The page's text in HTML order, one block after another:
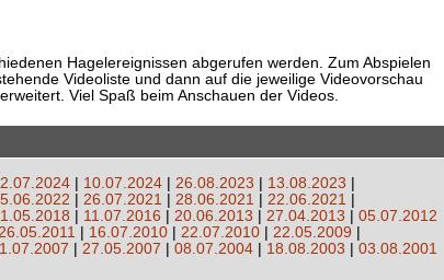
Hagelereignissen abgerufen werden. Zum Abspielen
Videoliste und dann auf die jeweilige Videovorschau
Viel Spaß beim Anschauen der Videos.
| 10.07.2024 | 26.08.2023 | 13.08.2023 |
| 26.07.2021 | 28.06.2021 | 22.06.2021 |
| 11.07.2016 | 20.06.2013 | 27.04.2013 | 05.07.2012
| 16.07.2010 | 22.07.2010 | 22.05.2009 |
| 27.05.2007 | 08.07.2004 | 18.08.2003 | 03.08.2001